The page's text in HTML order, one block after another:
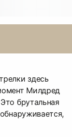
здесь
Милдред
брутальная